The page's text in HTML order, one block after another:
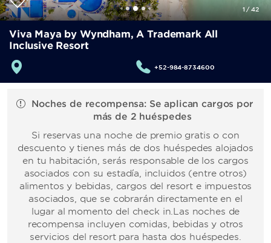
1 /42
Viva Maya by Wyndham, A Trademark All
Inclusive Resort
+52-984-8734600
Noches de recompensa: Se aplican cargos por
más de 2 huéspedes
Si reservas una noche de premio gratis o con
descuento y tienes más de dos huéspedes alojados
en tu habitación, serás responsable de los cargos
asociados con su estadía, incluidos (entre otros)
alimentos y bebidas, cargos del resort e impuestos
asociados, que se cobrarán directamente en el
lugar al momento del check in.Las noches de
recompensa incluyen comidas, bebidas y otros
servicios del resort para hasta dos huéspedes.